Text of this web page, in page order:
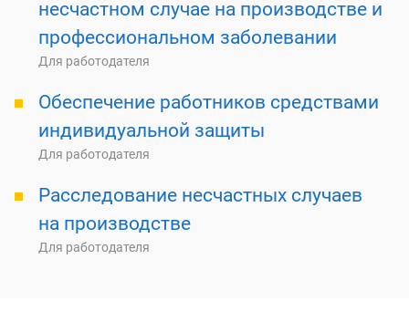
несчастном случае на производстве и
профессиональном заболевании
Для работодателя
Обеспечение работников средствами
индивидуальной защиты
Для работодателя
Расследование несчастных случаев
на производстве
Для работодателя